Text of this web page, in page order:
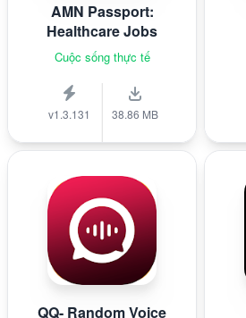
AMN Passport:
Healthcare Jobs
Cuộc sống thực tế
v1.3.131 38.86 MB
QQ- Random Voice